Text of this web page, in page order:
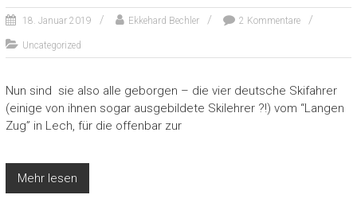
18. Januar 2019 Ekkehard Bechler 2 Kommentare
Uncategorized
Nun sind sie also alle geborgen – die vier deutsche Skifahrer
(einige von ihnen sogar ausgebildete Skilehrer ?!) vom “Langen
Zug” in Lech, für die offenbar zur
Mehr lesen